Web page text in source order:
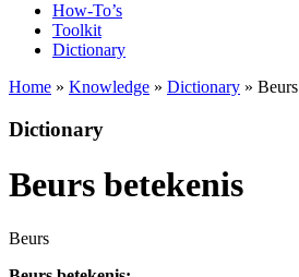
How-To’s
Toolkit
Dictionary
Home » Knowledge » Dictionary » Beurs
Dictionary
Beurs betekenis
Beurs